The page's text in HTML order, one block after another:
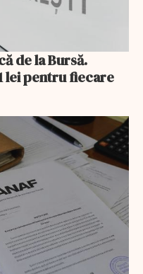
de la Bursă.
lei pentru fiecare